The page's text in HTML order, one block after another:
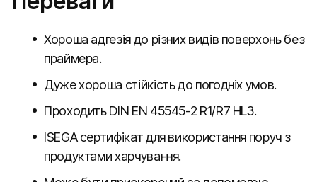
Хороша адгезія до різних видів поверхонь без
праймера.
Дуже хороша стійкість до погодніх умов.
Проходить DIN EN 45545-2 R1/R7 HL3.
ISEGA сертифікат для використання поруч з
продуктами харчування.